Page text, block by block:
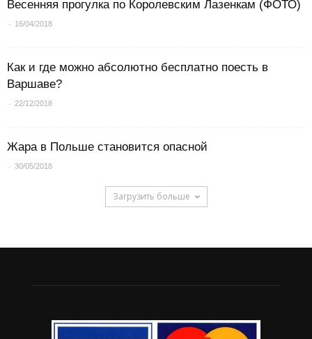
Весенняя прогулка по Королевским Лазенкам (ФОТО)
- 16/04/2018
Как и где можно абсолютно бесплатно поесть в
Варшаве?
- 22/12/2018
Жара в Польше становится опасной
- 30/05/2018
Загрузить больше